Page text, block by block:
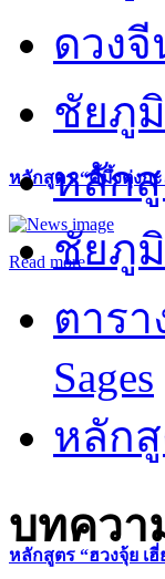
หลักสูตร “คี้มึ้งตุ่งก
Read more
หลักสูตร “ฮวงจุ้ย เฮี่
ดวงจี
ชัยภู
หลักสู
ชัยภู
ตาร
Sages
หลัก
บทควา